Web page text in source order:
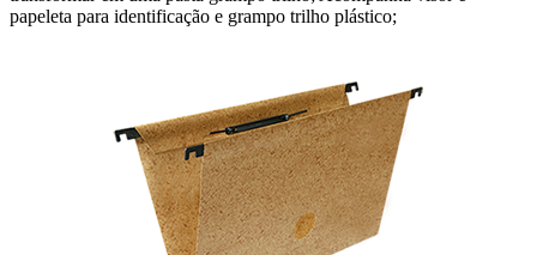
papeleta para identificação e grampo trilho plástico;